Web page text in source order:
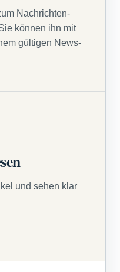
Nachrichten-
können ihn mit
gültigen News-
und sehen klar